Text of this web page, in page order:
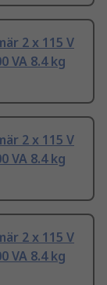
2 x 115 V
VA 8.4 kg
2 x 115 V
VA 8.4 kg
2 x 115 V
VA 8.4 kg